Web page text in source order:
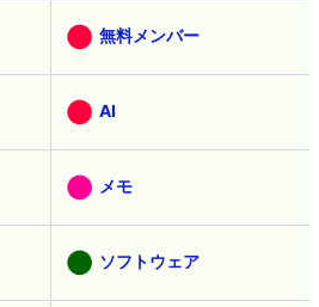
無料メンバー
AI
メモ
ソフトウェア